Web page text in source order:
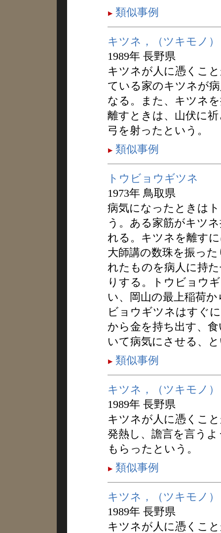
類似事例
キツネ，（ツキモノ）
1989年 長野県
キツネが人に憑くこ
ている家のキツネが
なる。また、キツネ
離すときは、山伏に
弓を射ったという。
類似事例
トウビョウギツネ
1973年 鳥取県
病気になったときは
う。ある家筋がキツ
れる。キツネを離す
大師講の数珠を振っ
れたものを病人に持
りする。トウビョウ
い、岡山の最上稲荷
ビョウギツネはすぐ
から金を持ち出す、
いて病気にさせる、
類似事例
キツネ，（ツキモノ）
1989年 長野県
キツネが人に憑くこ
発熱し、譫言を言う
もらったという。
類似事例
キツネ，（ツキモノ）
1989年 長野県
キツネが人に憑くこ